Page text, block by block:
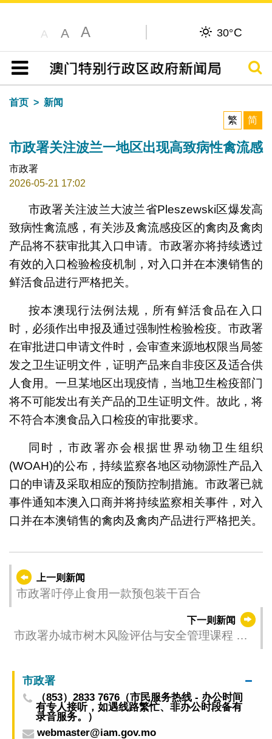
A A A 30°C
目录
搜寻
首页
新闻
繁
简
市政署关注波兰一地区出现高致病性禽流感
市政署
2026-05-21 17:02
市政署关注波兰大波兰省Pleszewski区爆发高
致病性禽流感，有关涉及禽流感疫区的禽肉及禽肉
产品将不获审批其入口申请。市政署亦将持续透过
有效的入口检验检疫机制，对入口并在本澳销售的
鲜活食品进行严格把关。
按本澳现行法例法规，所有鲜活食品在入口
时，必须作出申报及通过强制性检验检疫。市政署
在审批进口申请文件时，会审查来源地权限当局签
发之卫生证明文件，证明产品来自非疫区及适合供
人食用。一旦某地区出现疫情，当地卫生检疫部门
将不可能发出有关产品的卫生证明文件。故此，将
不符合本澳食品入口检疫的审批要求。
同时，市政署亦会根据世界动物卫生组织
(WOAH)的公布，持续监察各地区动物源性产品入
口的申请及采取相应的预防控制措施。市政署已就
事件通知本澳入口商并将持续监察相关事件，对入
口并在本澳销售的禽肉及禽肉产品进行严格把关。
上一则新闻
市政署吁停止食用一款预包装干百合
下一则新闻
市政署办城市树木风险评估与安全管理课程 提
市政署
（853）2833 7676（市民服务热线 - 办公时间
有专人接听，如遇线路繁忙、非办公时段备有
录音服务。）
webmaster@iam.gov.mo